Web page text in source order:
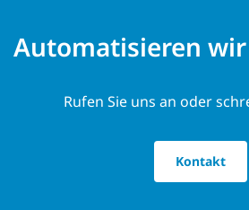
Automatisieren
Rufen Sie uns an oder
Kontakt